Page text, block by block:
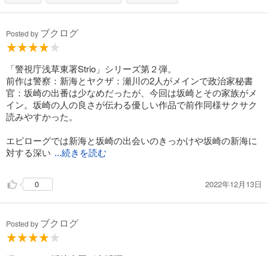
Posted by ブクログ
「警視庁浅草東署Strio」シリーズ第２弾。
前作は警察：新海とヤクザ：瀬川の2人がメインで政治家秘書
官：坂崎の出番は少なめだったが、今回は坂崎とその家族がメ
イン。坂崎の人の良さが伝わる優しい作品で前作同様サクサク
読みやすかった。
エピローグでは新海と坂崎の出会いのきっかけや坂崎の新海に
対する深い ...続きを読む
0 2022年12月13日
Posted by ブクログ